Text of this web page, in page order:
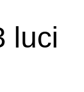
luci